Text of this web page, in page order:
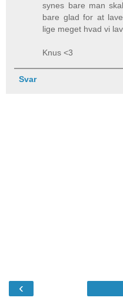
synes bare man
bare glad for at
lige meget hvad vi
Knus <3
Svar
‹